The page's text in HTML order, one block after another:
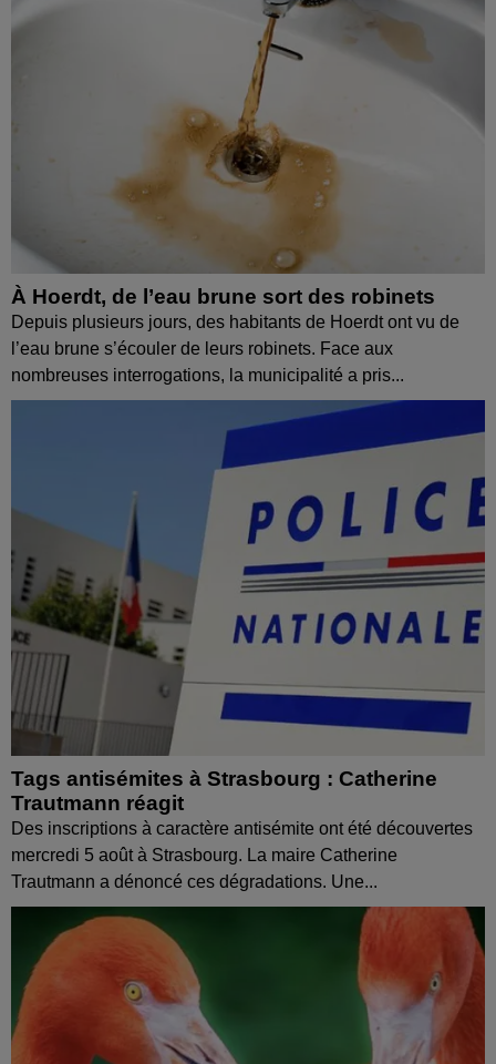
À Hoerdt, de l’eau brune sort des robinets
Depuis plusieurs jours, des habitants de Hoerdt ont vu de
l’eau brune s’écouler de leurs robinets. Face aux
nombreuses interrogations, la municipalité a pris...
Tags antisémites à Strasbourg : Catherine
Trautmann réagit
Des inscriptions à caractère antisémite ont été découvertes
mercredi 5 août à Strasbourg. La maire Catherine
Trautmann a dénoncé ces dégradations. Une...